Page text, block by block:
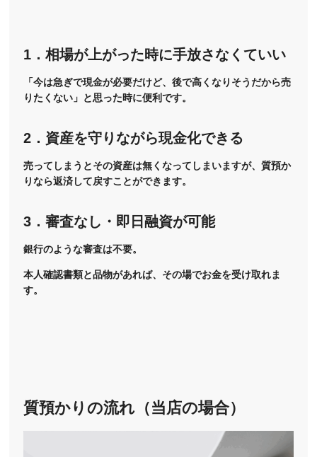
1．相場が上がった時に手放さなくていい
「今は急ぎで現金が必要だけど、後で高くなりそうだから売
りたくない」と思った時に便利です。
2．資産を守りながら現金化できる
売ってしまうとその資産は無くなってしまいますが、質預か
りなら返済して戻すことができます。
3．審査なし・即日融資が可能
銀行のような審査は不要。
本人確認書類と品物があれば、その場でお金を受け取れま
す。
質預かりの流れ（当店の場合）